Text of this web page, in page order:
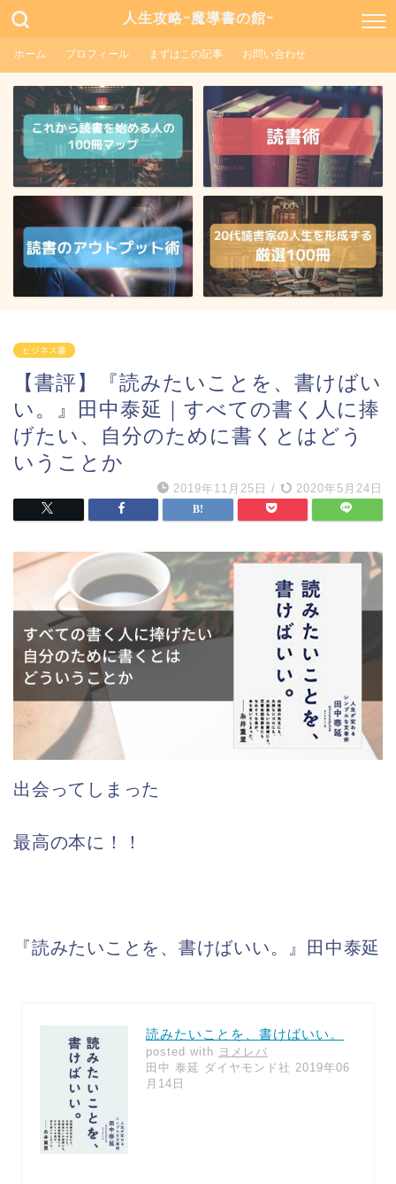
人生攻略~魔導書の館~
ホーム プロフィール まずはこの記事 お問い合わせ
ビジネス書
【書評】『読みたいことを、書けばい
い。』田中泰延｜すべての書く人に捧
げたい、自分のために書くとはどう
いうことか
2019年11月25日 / 2020年5月24日
出会ってしまった
最高の本に！！
『読みたいことを、書けばいい。』田中泰延
読みたいことを、書けばいい。
posted with ヨメレバ
田中 泰延 ダイヤモンド社 2019年06
月14日